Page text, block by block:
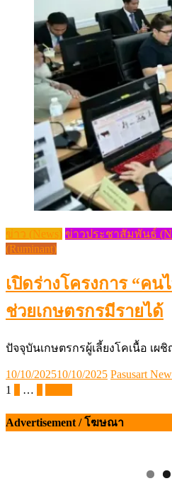
ข่าว (News) ข่าวประชาสัมพันธ์
(Ruminant)
เปิดร่างโครงการ “คน
ช่วยเกษตรกรมีรายได้
ปัจจุบันเกษตรกรผู้เลี้ยงโคเนื้อ เ
Posted
on
10/10/202510/10/2025 Author
Pasusart
Posts
1 …
Advertisement / โฆษณา